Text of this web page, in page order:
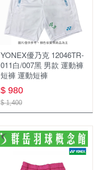
YONEX優乃克 12046TR-
011白/007黑 男款 運動褲
短褲 運動短褲
$ 980
$ 1,400